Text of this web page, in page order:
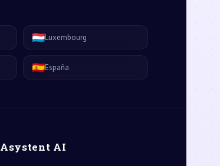
🇱🇺Luxembourg
🇪🇸España
Asystent AI